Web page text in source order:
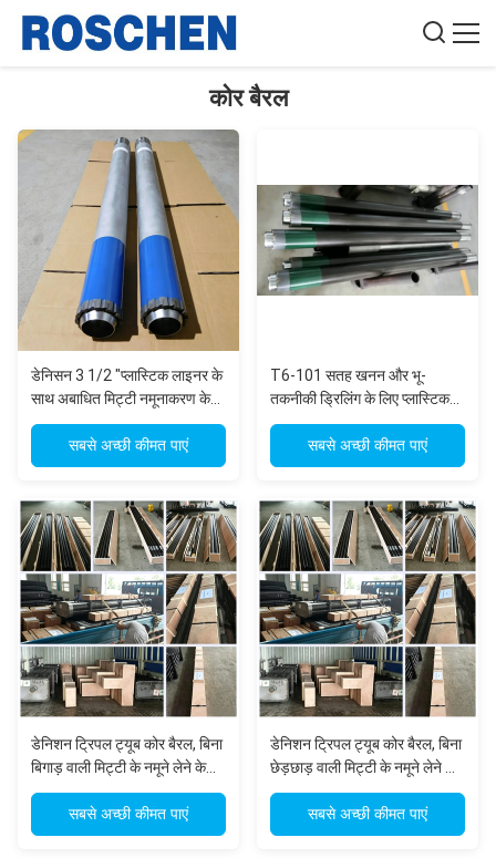
कोर बैरल
डेनिसन 3 1/2 "प्लास्टिक लाइनर के
साथ अबाधित मिट्टी नमूनाकरण के
लिए ट्रिपल ट्यूब कोर बैरल
सबसे अच्छी कीमत पाएं
T6-101 सतह खनन और भू-
तकनीकी ड्रिलिंग के लिए प्लास्टिक
लाइनर के साथ ट्रिपल ट्यूब कोर
सबसे अच्छी कीमत पाएं
डेनिशन ट्रिपल ट्यूब कोर बैरल, बिना
बिगाड़ वाली मिट्टी के नमूने लेने के
लिए, प्लास्टिक लाइनर और
एडजस्टेबल बास्केट कोर लिफ्टर के
साथ
सबसे अच्छी कीमत पाएं
डेनिशन ट्रिपल ट्यूब कोर बैरल, बिना
छेड़छाड़ वाली मिट्टी के नमूने लेने के
लिए, प्लास्टिक लाइनर और
एडजस्टेबल कोर लिफ्टर के साथ
सबसे अच्छी कीमत पाएं